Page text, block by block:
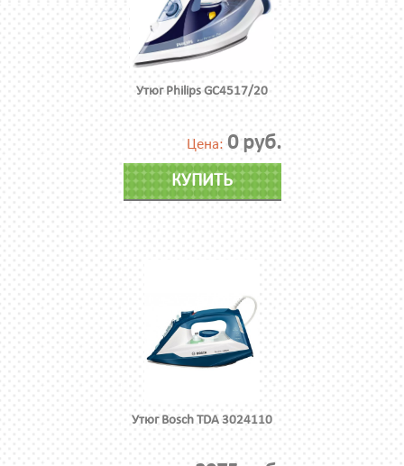
Утюг Philips GC4517/20
Цена: 0 руб.
КУПИТЬ
Утюг Bosch TDA 3024110